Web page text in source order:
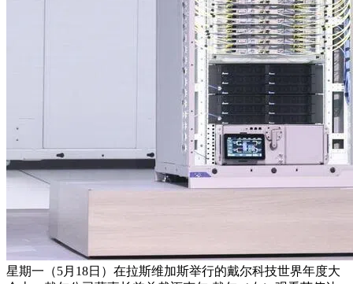
星期一（5月18日）在拉斯维加斯举行的戴尔科技世界年度大